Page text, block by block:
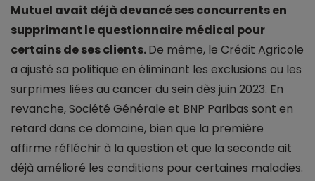
Mutuel avait déjà devancé ses concurrents en
supprimant le questionnaire médical pour
certains de ses clients.De même, le Crédit Agricole
a ajusté sa politique en éliminant les exclusions ou les
surprimes liées au cancer du sein dès juin 2023. En
revanche, Société Générale et BNP Paribas sont en
retard dans ce domaine, bien que la première
affirme réfléchir à la question et que la seconde ait
déjà amélioré les conditions pour certaines maladies.